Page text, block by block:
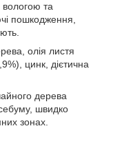
вологою та
пошкодження,
олія листя
цинк, дієтична
дерева
швидко
зонах.